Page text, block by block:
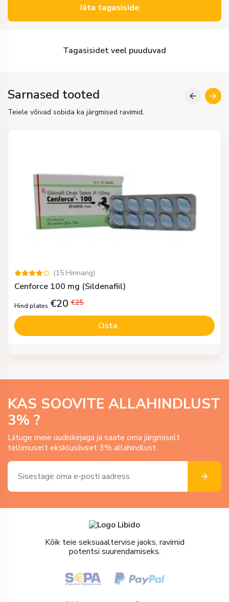
Jäta tagasiside
Tagasisidet veel puuduvad
Sarnased tooted
Teiele võivad sobida ka järgmised ravimid.
(15 Hinnang)
Cenforce 100 mg (Sildenafiil)
Hind plates €20 €25
Osta
KAS SOOVITE ALLAHINDLUST
3% ?
Liituge meie uudiskirjaga ja saate oma järgmiselt
tellimuselt eksklusiivset 3% allahindlust.
Kõik teie seksuaaltervise jaoks, ravimid
potentsi suurendamiseks.